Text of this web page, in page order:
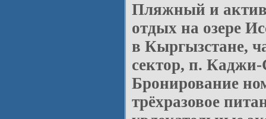
Пляжный и
отдых на озере
в Кыргызстане,
сектор, п.
Бронирование
трёхразовое